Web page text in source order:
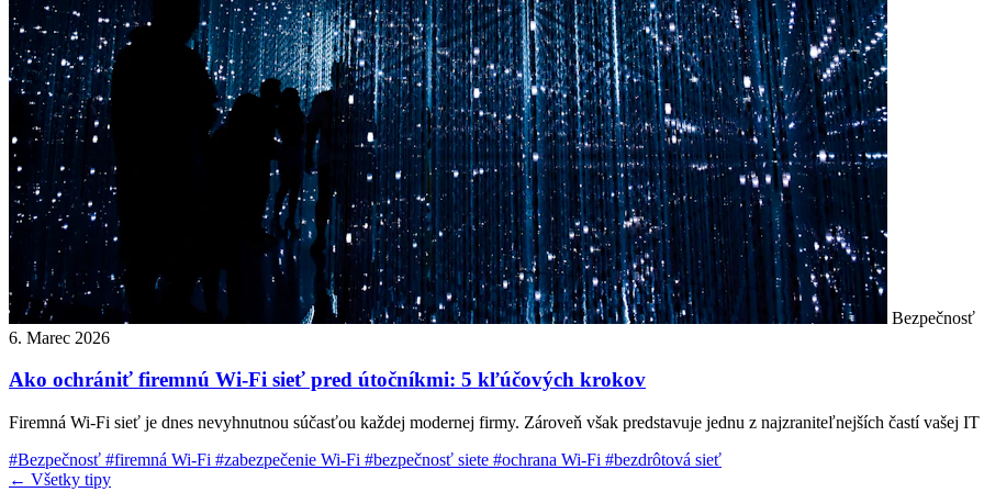
Bezpečnosť
6. Marec 2026
Ako ochrániť firemnú Wi-Fi sieť pred útočníkmi: 5 kľúčových krokov
Firemná Wi-Fi sieť je dnes nevyhnutnou súčasťou každej modernej firmy. Zároveň však predstavuje jednu z najzraniteľnejších častí vašej
#Bezpečnosť #firemná Wi-Fi #zabezpečenie Wi-Fi #bezpečnosť siete #ochrana Wi-Fi #bezdrôtová sieť
← Všetky tipy